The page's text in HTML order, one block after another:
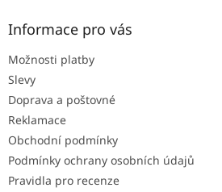
Informace pro vás
Možnosti platby
Slevy
Doprava a poštovné
Reklamace
Obchodní podmínky
Podmínky ochrany osobních údajů
Pravidla pro recenze